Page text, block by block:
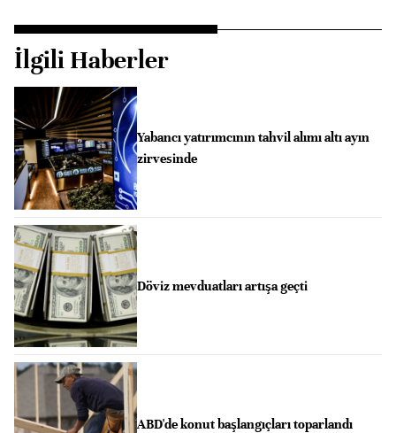
İlgili Haberler
Yabancı yatırımcının tahvil alımı altı ayın
zirvesinde
Döviz mevduatları artışa geçti
ABD'de konut başlangıçları toparlandı